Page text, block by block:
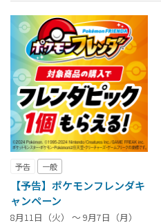
予告 一般
【予告】ポケモンフレンダキ
ャンペーン
8月11日（火） ～ 9月7日（月）